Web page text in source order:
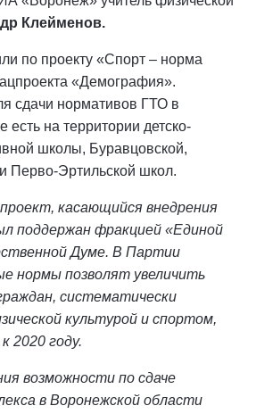
Клейменов.
по проекту «Спорт – норма
«Демография».
сдачи нормативов ГТО в
есть на территории детско-
школы, Буравцовской,
Перво-Эртильской школ.
касающийся внедрения
поддержан фракцией «Единой
Думе. В Партии
нормы позволят увеличить
систематически
культурой и спортом,
2020 году.
возможности по сдаче
в Воронежской области